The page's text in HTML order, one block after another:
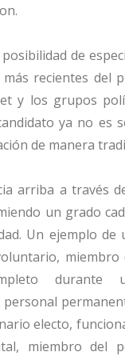
de
más recientes del
y los grupos
ya no es
de manera
arriba a través
un grado
Un ejemplo de
miembro
durante
electo,
miembro del